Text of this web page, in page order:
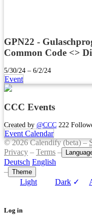
GPN22 -
Common Code <>
5/30/24 – 6/2/24
Event
CCC Events
Created by @CCC 222
Event Calendar
© 2026 Calendify (beta) –
Privacy – Terms –
Deutsch English
– Theme
Light Dark ✓
Log in